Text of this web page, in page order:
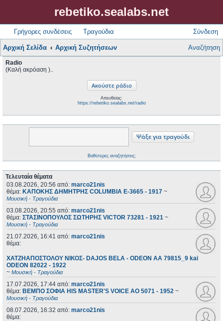
rebetiko.sealabs.net
Γρήγορες συνδέσεις Τραγούδια Σύνδεση
Αρχική Σελίδα Αρχική Συζητήσεων Αναζήτηση
Radio
(Καλή ακρόαση )..
Απευθείας:
https://rebetiko.sealabs.net/radio
Βαθύτερες αναζητήσεις;
Τελευταία θέματα
03.08.2026, 20:56 από: marco21nis
θέμα: ΚΑΠΟΚΗΣ ΔΗΜΗΤΡΗΣ COLUMBIA E-3665 - 1917 ~
Μουσική - Τραγούδια
03.08.2026, 20:55 από: marco21nis
θέμα: ΣΤΑΣΙΝΟΠΟΥΛΟΣ ΣΩΤΗΡΗΣ VICTOR 73281 - 1921 ~
Μουσική - Τραγούδια
21.07.2026, 16:41 από: marco21nis
θέμα:
ΧΑΤΖΗΑΠΟΣΤΟΛΟΥ ΝΙΚΟΣ- DAJOS BELA - ODEON AA 79815_9 kai
ODEON 82022 - 1922
~ Μουσική - Τραγούδια
17.07.2026, 17:44 από: marco21nis
θέμα: ΒΕΜΠΟ ΣΟΦΙΑ HIS MASTER'S VOICE AO 5071 - 1952 ~
Μουσική - Τραγούδια
08.07.2026, 16:32 από: marco21nis
θέμα: